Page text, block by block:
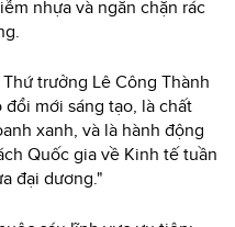
nhựa và ngăn chặn rác
trưởng Lê Công Thành
mới sáng tạo, là chất
xanh, và là hành động
Quốc gia về Kinh tế tuần
đại dương."